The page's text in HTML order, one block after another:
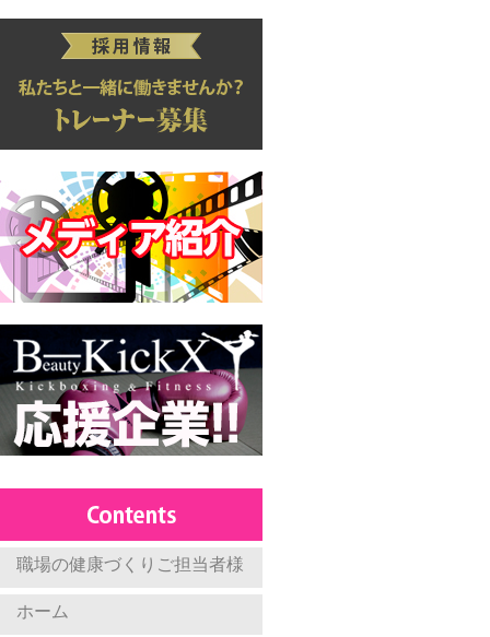
職場の健康づくりご担当者様
ホーム